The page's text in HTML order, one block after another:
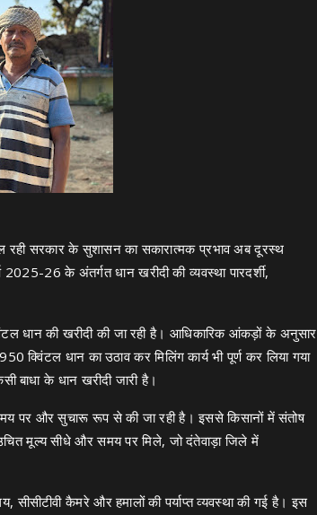
रही सरकार के सुशासन का सकारात्मक प्रभाव अब दूरस्थ
26 के अंतर्गत धान खरीदी की व्यवस्था पारदर्शी,
धान की खरीदी की जा रही है। आधिकारिक आंकड़ों के अनुसार
धान का उठाव कर मिलिंग कार्य भी पूर्ण कर लिया गया
बाधा के धान खरीदी जारी है।
पर और सुचारू रूप से की जा रही है। इससे किसानों में संतोष
मूल्य सीधे और समय पर मिले, जो दंतेवाड़ा जिले में
सीसीटीवी कैमरे और हमालों की पर्याप्त व्यवस्था की गई है। इस